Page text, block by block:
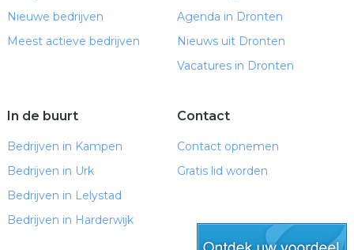
Nieuwe bedrijven
Meest actieve bedrijven
Agenda in Dronten
Nieuws uit Dronten
Vacatures in Dronten
In de buurt
Bedrijven in Kampen
Bedrijven in Urk
Bedrijven in Lelystad
Bedrijven in Harderwijk
Contact
Contact opnemen
Gratis lid worden